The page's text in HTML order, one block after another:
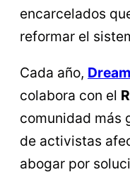
encarcelados
reformar el
Cada año,
colabora con el
comunidad más
de activistas
abogar por